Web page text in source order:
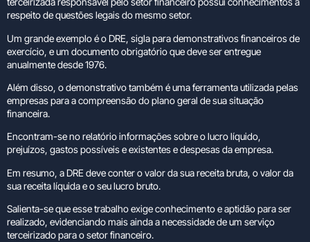
respeito de questões legais do mesmo setor.
Um grande exemplo é o DRE, sigla para demonstrativos financeiros de
exercício, e um documento obrigatório que deve ser entregue
anualmente desde 1976.
Além disso, o demonstrativo também é uma ferramenta utilizada pelas
empresas para a compreensão do plano geral de sua situação
financeira.
Encontram-se no relatório informações sobre o lucro líquido,
prejuízos, gastos possíveis e existentes e despesas da empresa.
Em resumo, a DRE deve conter o valor da sua receita bruta, o valor da
sua receita líquida e o seu lucro bruto.
Salienta-se que esse trabalho exige conhecimento e aptidão para ser
realizado, evidenciando mais ainda a necessidade de um serviço
terceirizado para o setor financeiro.